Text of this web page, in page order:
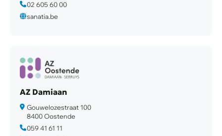
02 605 60 00
sanatia.be
AZ Damiaan
Gouwelozestraat 100
8400 Oostende
059 41 61 11